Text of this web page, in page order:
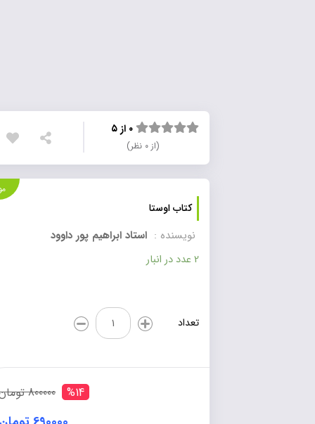
۰ از ۵
کتاب اوستا
موجود
نویسنده : استاد ابراهیم پور داوود
کتاب
اوستا
800000 تومان